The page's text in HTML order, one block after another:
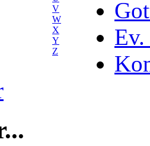
V
W
X
Y
Z
Ev.